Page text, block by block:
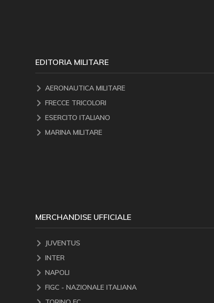
EDITORIA MILITARE
AERONAUTICA MILITARE
FRECCE TRICOLORI
ESERCITO ITALIANO
MARINA MILITARE
MERCHANDISE UFFICIALE
JUVENTUS
INTER
NAPOLI
FIGC - NAZIONALE ITALIANA